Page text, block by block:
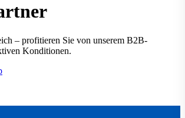
– profitieren Sie von unserem B2B-
Konditionen.